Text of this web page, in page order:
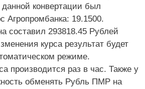
конвертации был
Агропромбанка: 19.1500.
составил 293818.45 Рублей
курса результат будет
режиме.
производится раз в час. Также у
обменять Рубль ПМР на